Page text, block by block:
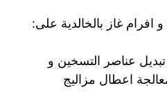
غاز بالخالدية على:
عناصر التسخين و
اعطال مزاليج